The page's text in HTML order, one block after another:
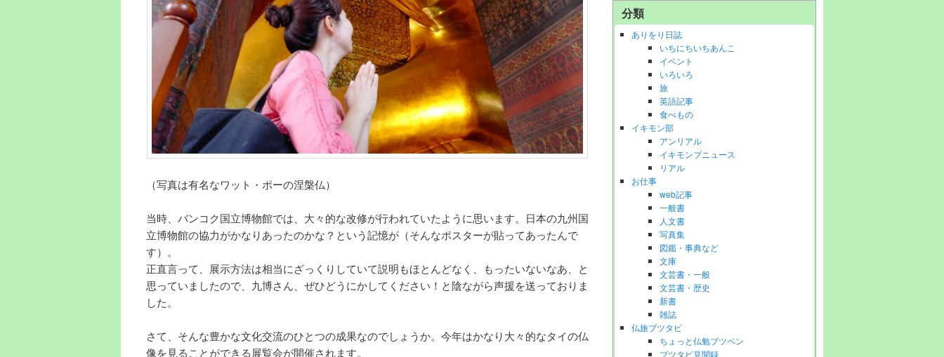
（写真は有名なワット・ポーの涅槃仏）
当時、バンコク国立博物館では、大々的な改修が行われていたように思います。日本の九州国
立博物館の協力がかなりあったのかな？という記憶が（そんなポスターが貼ってあったんで
す）。
正直言って、展示方法は相当にざっくりしていて説明もほとんどなく、もったいないなあ、と
思っていましたので、九博さん、ぜひどうにかしてください！と陰ながら声援を送っておりま
した。
さて、そんな豊かな文化交流のひとつの成果なのでしょうか。今年はかなり大々的なタイの仏
像を見ることができる展覧会が開催されます。
分類
ありをり日誌
いちにちいちあんこ
イベント
いろいろ
旅
英語記事
食べもの
イキモン部
アンリアル
イキモンブニュース
リアル
お仕事
web記事
一般書
人文書
写真集
図鑑・事典など
文庫
文芸書・一般
文芸書・歴史
新書
雑誌
仏旅ブツタビ
ちょっと仏勉ブツベン
ブツタビ見聞録